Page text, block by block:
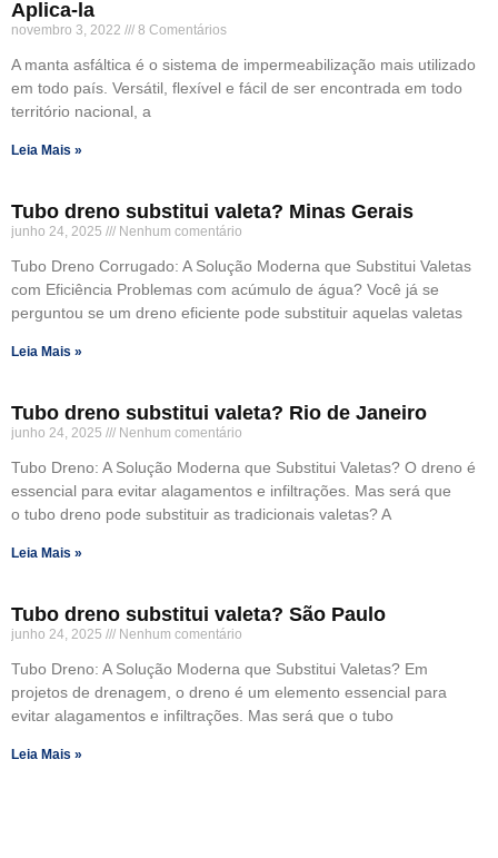
Aplica-la
novembro 3, 2022 8 Comentários
A manta asfáltica é o sistema de impermeabilização mais utilizado
em todo país. Versátil, flexível e fácil de ser encontrada em todo
território nacional, a
Leia Mais »
Tubo dreno substitui valeta? Minas Gerais
junho 24, 2025 Nenhum comentário
Tubo Dreno Corrugado: A Solução Moderna que Substitui Valetas
com Eficiência Problemas com acúmulo de água? Você já se
perguntou se um dreno eficiente pode substituir aquelas valetas
Leia Mais »
Tubo dreno substitui valeta? Rio de Janeiro
junho 24, 2025 Nenhum comentário
Tubo Dreno: A Solução Moderna que Substitui Valetas? O dreno é
essencial para evitar alagamentos e infiltrações. Mas será que
o tubo dreno pode substituir as tradicionais valetas? A
Leia Mais »
Tubo dreno substitui valeta? São Paulo
junho 24, 2025 Nenhum comentário
Tubo Dreno: A Solução Moderna que Substitui Valetas? Em
projetos de drenagem, o dreno é um elemento essencial para
evitar alagamentos e infiltrações. Mas será que o tubo
Leia Mais »